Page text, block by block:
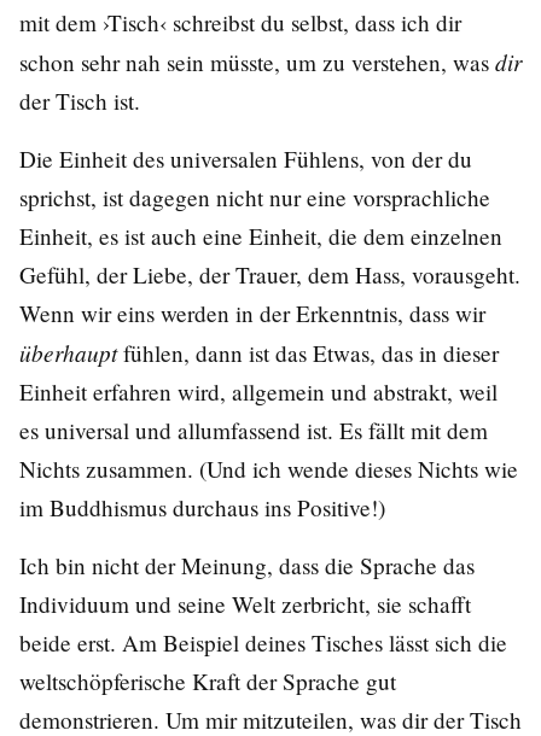
mit dem ›Tisch‹ schreibst du selbst, dass ich dir
schon sehr nah sein müsste, um zu verstehen, was dir
der Tisch ist.
Die Einheit des universalen Fühlens, von der du
sprichst, ist dagegen nicht nur eine vorsprachliche
Einheit, es ist auch eine Einheit, die dem einzelnen
Gefühl, der Liebe, der Trauer, dem Hass, vorausgeht.
Wenn wir eins werden in der Erkenntnis, dass wir
überhauptfühlen, dann ist das Etwas, das in dieser
Einheit erfahren wird, allgemein und abstrakt, weil
es universal und allumfassend ist. Es fällt mit dem
Nichts zusammen. (Und ich wende dieses Nichts wie
im Buddhismus durchaus ins Positive!)
Ich bin nicht der Meinung, dass die Sprache das
Individuum und seine Welt zerbricht, sie schafft
beide erst. Am Beispiel deines Tisches lässt sich die
weltschöpferische Kraft der Sprache gut
demonstrieren. Um mir mitzuteilen, was dir der Tisch